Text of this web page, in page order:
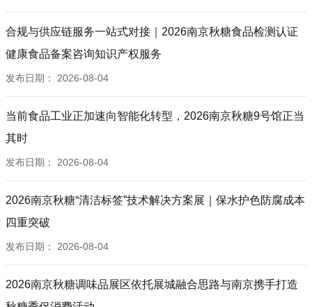
合规与供应链服务一站式对接｜2026南京秋糖食品检测认证
健康食品备案咨询知识产权服务
发布日期： 2026-08-04
当前食品工业正加速向智能化转型，2026南京秋糖9号馆正当
其时
发布日期： 2026-08-04
2026南京秋糖“清洁标签”技术解决方案展｜保水护色防腐成本
四重突破
发布日期： 2026-08-04
2026南京秋糖调味品展区依托展城融合思路与南京携手打造